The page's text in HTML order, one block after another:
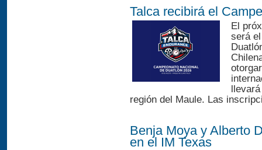
Talca recibirá el
El
será
región del Maule. Las
Benja Moya y Alberto
en el IM Texas